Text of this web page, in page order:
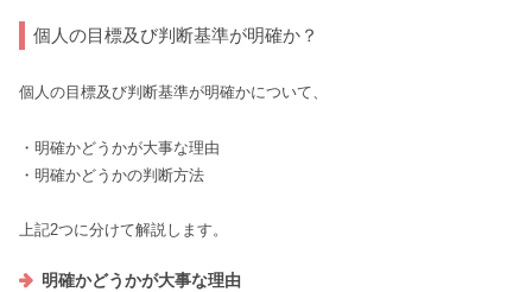
個人の目標及び判断基準が明確か？
個人の目標及び判断基準が明確かについて、
・明確かどうかが大事な理由
・明確かどうかの判断方法
上記2つに分けて解説します。
明確かどうかが大事な理由